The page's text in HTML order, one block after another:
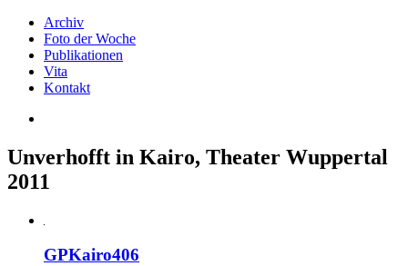
Archiv
Foto der Woche
Publikationen
Vita
Kontakt
Unverhofft in Kairo, Theater Wuppertal
2011
GPKairo406